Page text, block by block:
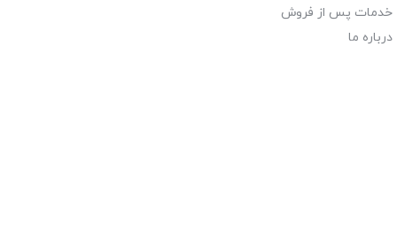
خدمات پس از فروش
درباره ما